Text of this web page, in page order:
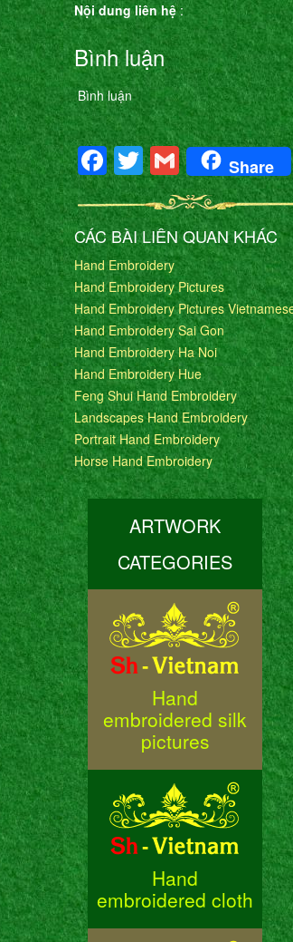
Nội dung liên hệ:
Bình luận
Bình luận
Facebook
Twitter
Gmail
Share
CÁC BÀI LIÊN QUAN KHÁC
Hand Embroidery
Hand Embroidery Pictures
Hand Embroidery Pictures
Hand Embroidery Sai Gon
Hand Embroidery Ha Noi
Hand Embroidery Hue
Feng Shui Hand Embroidery
Landscapes Hand Embroidery
Portrait Hand Embroidery
Horse Hand Embroidery
ARTWORK
CATEGORIES
Hand
embroidered silk
pictures
Hand
embroidered cloth